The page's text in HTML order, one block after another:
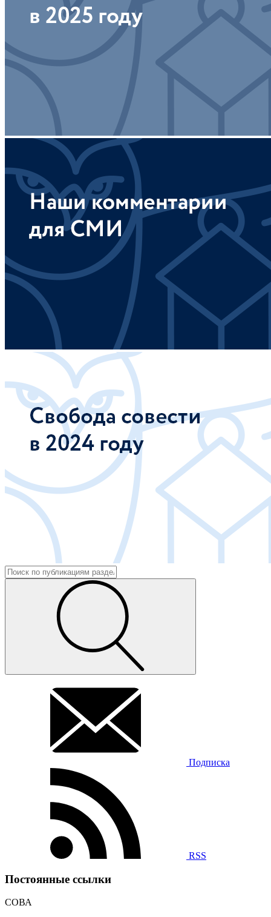
Подписка
RSS
Постоянные ссылки
СОВА